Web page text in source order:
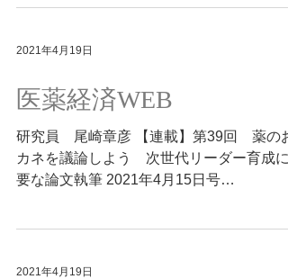
2021年4月19日
医薬経済WEB
研究員 尾崎章彦 【連載】第39回 薬のお
カネを議論しよう 次世代リーダー育成に
要な論文執筆 2021年4月15日号
2021年4月19日